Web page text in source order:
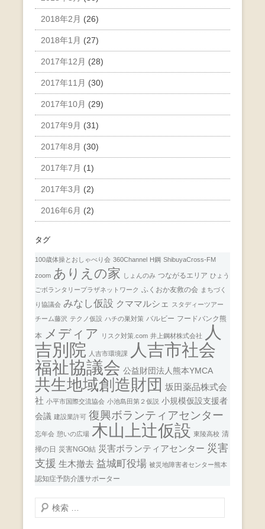
2018年2月 (26)
2018年1月 (27)
2017年12月 (28)
2017年11月 (30)
2017年10月 (29)
2017年9月 (31)
2017年8月 (30)
2017年7月 (1)
2017年3月 (2)
2016年6月 (2)
タグ
100歳体操とおしゃべり会 360Channel H鋼 ShibuyaCross-FM
zoom ありえの家 しょんのみ つながるエリア ひょう
ごボランタリープラザネットワーク ふくおか友救の会 まちづく
り協議会 みなし仮設 クママルシェ
スタディーツアー
チーム藤沢 テクノ仮設 ハチの巣対策 バルビー フードバンク熊
本 メディア リスク対策.com 井上鋼材株式会社
人
吉別院
人吉市環境課
人吉市社会
福祉協議会 公益財団法人熊本YMCA
共生地域創造財団 坂田薬品株式会
社 小平市国際交流協会 小池島田第２仮説 小規模仮設支援者
会議 建設業許可 復興ボランティアセンター
忘年会 憩いの広場 木山上辻仮設 東陵高校 清
掃の日 災害NGO結 災害ボランティアセンター 災害
支援 生木撤去 益城町役場 被災地障害者センター熊本
認知症予防介護サポーター
検
索